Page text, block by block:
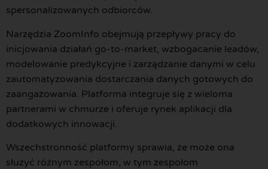
spersonalizowanych odbiorców.
Narzędzia ZoomInfo obejmują przepływy pracy do
inicjowania działań go-to-market, wzbogacanie leadów,
modelowanie predykcyjne i zarządzanie danymi w celu
zautomatyzowania dostarczania danych gotowych do
zaangażowania. Platforma integruje się z wieloma
partnerami w chmurze i oferuje rynek aplikacji dla
dodatkowych innowacji.
Wszechstronność platformy sprawia, że może ona
służyć różnym zespołom, w tym zespołom